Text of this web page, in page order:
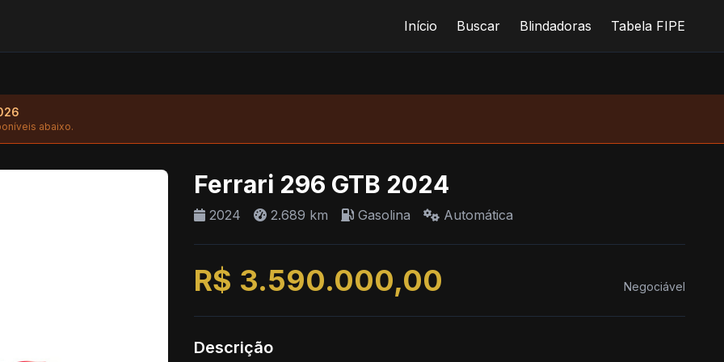
Início Buscar Blindadoras Tabela FIPE
abaixo.
Ferrari 296 GTB 2024
2024 2.689 km Gasolina Automática
R$ 3.590.000,00 Negociável
Descrição